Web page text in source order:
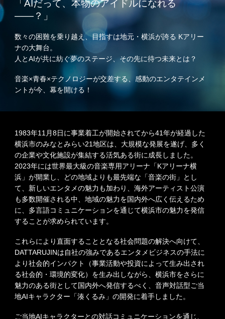
「AIだって、本物のアイドルになれる
——？」
数々の困難を乗り越え、目指すは地元・横浜が誇る Kアリー
ナの大舞台。
人とAIが共に紡ぐ夢のステージ、その先に待つ未来とは？
音楽×青春×テクノロジーが交差する、感動のエンタテインメ
ントが今、幕を開ける！
1983年11月8日に事業着工が開始されてから41年が経過した
横浜市のみなとみらい21地区は、大規模な発展を遂げ、多く
の企業や文化施設が集結する活気ある街に成長しました。
2023年には世界最大級の音楽専用アリーナ「Kアリーナ横
浜」が開業し、どの地域よりも最先端な「音楽の街」とし
て、新しいエンタメの魅力も加わり、海外アーティスト公演
も多数開催される中、地域の魅力を国内外へ広く伝えるため
に、多言語コミュニケーションを通じて横浜市の魅力を発信
することが求められています。
これらにより直面することとなる社会問題の解決へ向けて、
DATTARUJINは自社の強みであるエンタメビジネスの手法に
より社会的インパクト（事業活動や投資によって生み出され
る社会的・環境的変化）を生み出しながら、横浜市をさらに
魅力のある街として国内外へ発信するべく、音声対話型ご当
地AIキャラクター「湊くるみ」の開発に着手しました。
ご当地AIキャラクターとの対話コミュニケーションを通じ、